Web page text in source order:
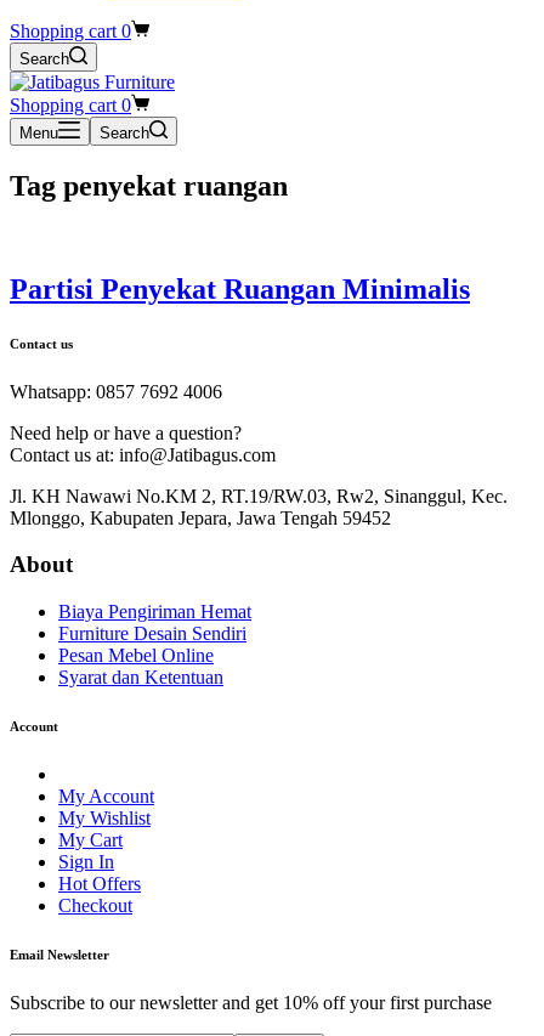
Shopping cart 0
Search
Shopping cart 0
Menu Search
Tag penyekat ruangan
Partisi Penyekat Ruangan Minimalis
Contact us
Whatsapp: 0857 7692 4006
Need help or have a question?
Contact us at: info@Jatibagus.com
Jl. KH Nawawi No.KM 2, RT.19/RW.03, Rw2, Sinanggul, Kec.
Mlonggo, Kabupaten Jepara, Jawa Tengah 59452
About
Biaya Pengiriman Hemat
Furniture Desain Sendiri
Pesan Mebel Online
Syarat dan Ketentuan
Account
My Account
My Wishlist
My Cart
Sign In
Hot Offers
Checkout
Email Newsletter
Subscribe to our newsletter and get 10% off your first purchase